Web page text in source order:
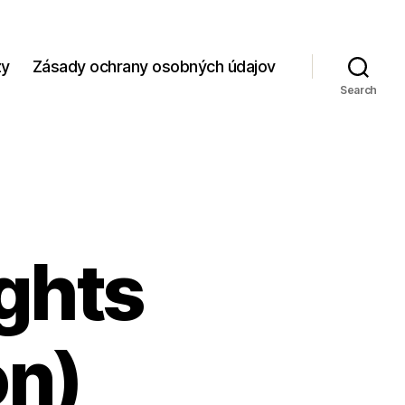
Zásady ochrany osobných údajov
Search